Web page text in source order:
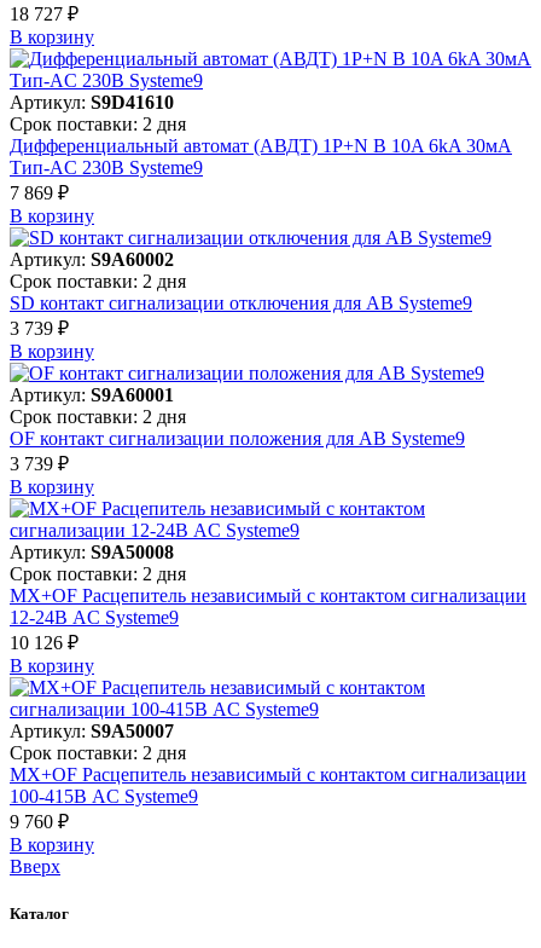
18 727 ₽
В корзинy
Артикул: S9D41610
Срок поставки: 2 дня
Дифференциальный автомат (АВДТ) 1P+N B 10A 6kA 30мА
Тип-AC 230В Systeme9
7 869 ₽
В корзинy
Артикул: S9A60002
Срок поставки: 2 дня
SD контакт сигнализации отключения для АВ Systeme9
3 739 ₽
В корзинy
Артикул: S9A60001
Срок поставки: 2 дня
OF контакт сигнализации положения для АВ Systeme9
3 739 ₽
В корзинy
Артикул: S9A50008
Срок поставки: 2 дня
MX+OF Расцепитель независимый с контактом сигнализации
12-24В AC Systeme9
10 126 ₽
В корзинy
Артикул: S9A50007
Срок поставки: 2 дня
MX+OF Расцепитель независимый с контактом сигнализации
100-415В AC Systeme9
9 760 ₽
В корзинy
Вверх
Каталог